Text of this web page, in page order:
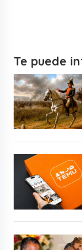
Te puede